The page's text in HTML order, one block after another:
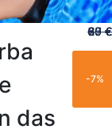
das
-25%
20 €
-11%
60 €
-15%
65 €
-21%
70 €
-7%
67 €